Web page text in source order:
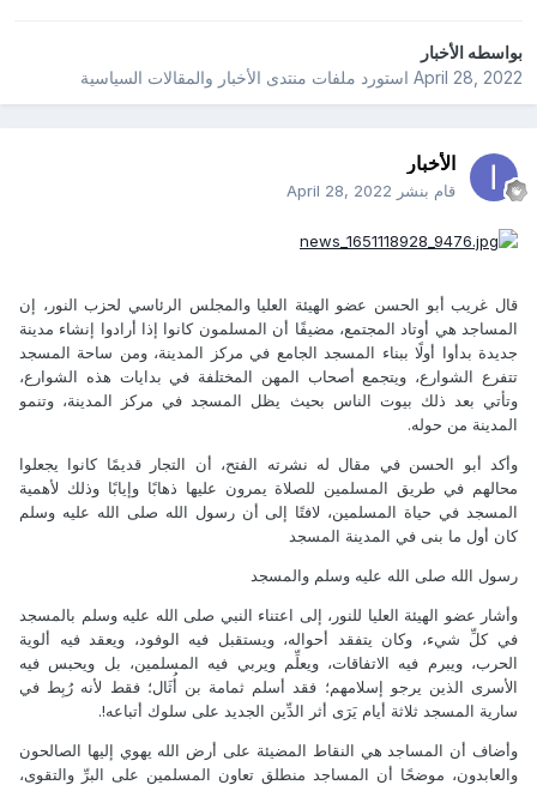
بواسطهالأخبار
April 28, 2022استورد ملفات منتدى الأخبار والمقالات السياسية
الأخبار
قام بنشر April 28, 2022
قال غريب أبو الحسن عضو الهيئة العليا والمجلس الرئاسي لحزب النور، إن
المساجد هي أوتاد المجتمع، مضيفًا أن المسلمون كانوا إذا أرادوا إنشاء مدينة
جديدة بدأوا أولًا ببناء المسجد الجامع في مركز المدينة، ومن ساحة المسجد
تتفرع الشوارع، ويتجمع أصحاب المهن المختلفة في بدايات هذه الشوارع،
وتأتي بعد ذلك بيوت الناس بحيث يظل المسجد في مركز المدينة، وتنمو
المدينة من حوله.
وأكد أبو الحسن في مقال له نشرته الفتح، أن التجار قديمًا كانوا يجعلوا
محالهم في طريق المسلمين للصلاة يمرون عليها ذهابًا وإيابًا وذلك لأهمية
المسجد في حياة المسلمين، لافتًا إلى أن رسول الله صلى الله عليه وسلم
كان أول ما بنى في المدينة المسجد
رسول الله صلى الله عليه وسلم والمسجد
وأشار عضو الهيئة العليا للنور، إلى اعتناء النبي صلى الله عليه وسلم بالمسجد
في كلِّ شيء، وكان يتفقد أحواله، ويستقبل فيه الوفود، ويعقد فيه ألوية
الحرب، ويبرم فيه الاتفاقات، ويعلِّم ويربي فيه المسلمين، بل ويحبس فيه
الأسرى الذين يرجو إسلامهم؛ فقد أسلم ثمامة بن أُثَال؛ فقط لأنه رُبِط في
سارية المسجد ثلاثة أيام يَرَى أثر الدِّين الجديد على سلوك أتباعه!.
وأضاف أن المساجد هي النقاط المضيئة على أرض الله يهوي إليها الصالحون
والعابدون، موضحًا أن المساجد منطلق تعاون المسلمين على البرِّ والتقوى،